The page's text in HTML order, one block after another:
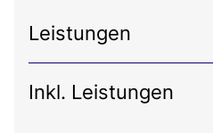
Leistungen
Inkl. Leistungen